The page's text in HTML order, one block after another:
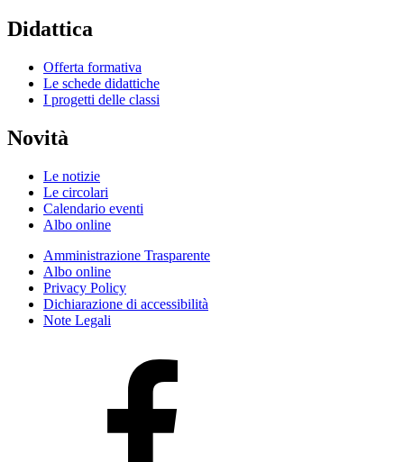
Didattica
Offerta formativa
Le schede didattiche
I progetti delle classi
Novità
Le notizie
Le circolari
Calendario eventi
Albo online
Amministrazione Trasparente
Albo online
Privacy Policy
Dichiarazione di accessibilità
Note Legali